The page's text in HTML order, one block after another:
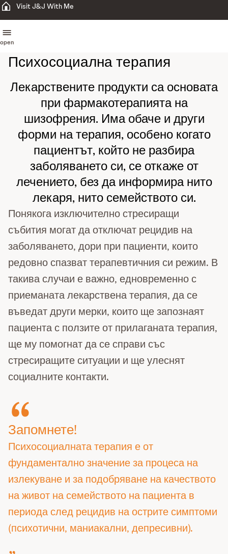
Visit J&J With Me
open
Психосоциална терапия
Лекарствените продукти са основата
при фармакотерапията на
шизофрения. Има обаче и други
форми на терапия, особено когато
пациентът, който не разбира
заболяването си, се откаже от
лечението, без да информира нито
лекаря, нито семейството си.
Понякога изключително стресиращи
събития могат да отключат рецидив на
заболяването, дори при пациенти, които
редовно спазват терапевтичния си режим. В
такива случаи е важно, едновременно с
приеманата лекарствена терапия, да се
въведат други мерки, които ще запознаят
пациента с ползите от прилаганата терапия,
ще му помогнат да се справи със
стресиращите ситуации и ще улеснят
социалните контакти.
Запомнете!
Психосоциалната терапия е от
фундаментално значение за процеса на
излекуване и за подобряване на качеството
на живот на семейството на пациента в
периода след рецидив на острите симптоми
(психотични, маниакални, депресивни).